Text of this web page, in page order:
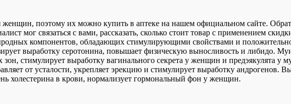
поэтому их можно купить в аптеке на нашем официальном сайте.
мог связаться с вами, рассказать, сколько стоит товар с применением
компонентов, обладающих стимулирующими свойствами и
выработку серотонина, повышает физическую выносливость и либидо.
зон, стимулирует выработку вагинального секрета у женщин и предэякулята у
от усталости, укрепляет эрекцию и стимулирует выработку андрогенов.
холестерина в крови, нормализует гормональный фон у женщин.